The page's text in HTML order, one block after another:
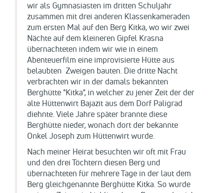
wir als Gymnasiasten im dritten Schuljahr
zusammen mit drei anderen Klassenkameraden
zum ersten Mal auf den Berg Kitka, wo wir zwei
Nächte auf dem kleineren Gipfel Krasna
übernachteten indem wir wie in einem
Abenteuerfilm eine improvisierte Hütte aus
belaubten Zweigen bauten. Die dritte Nacht
verbrachten wir in der damals bekannten
Berghütte "Kitka", in welcher zu jener Zeit der der
alte Hüttenwirt Bajazit aus dem Dorf Paligrad
diehnte. Viele Jahre später brannte diese
Berghütte nieder, wonach dort der bekannte
Onkel Joseph zum Hüttenwirt wurde.
Nach meiner Heirat besuchten wir oft mit Frau
und den drei Töchtern diesen Berg und
übernachteten für mehrere Tage in der laut dem
Berg gleichgenannte Berghütte Kitka. So wurde